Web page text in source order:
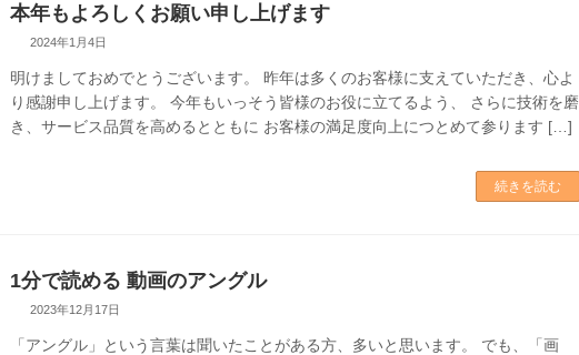
本年もよろしくお願い申し上げます
2024年1月4日
明けましておめでとうございます。 昨年は多くのお客様に支えていただき、心よ
り感謝申し上げます。 今年もいっそう皆様のお役に立てるよう、 さらに技術を磨
き、サービス品質を高めるとともに お客様の満足度向上につとめて参ります […]
続きを読む
1分で読める 動画のアングル
2023年12月17日
「アングル」という言葉は聞いたことがある方、多いと思います。 でも、「画